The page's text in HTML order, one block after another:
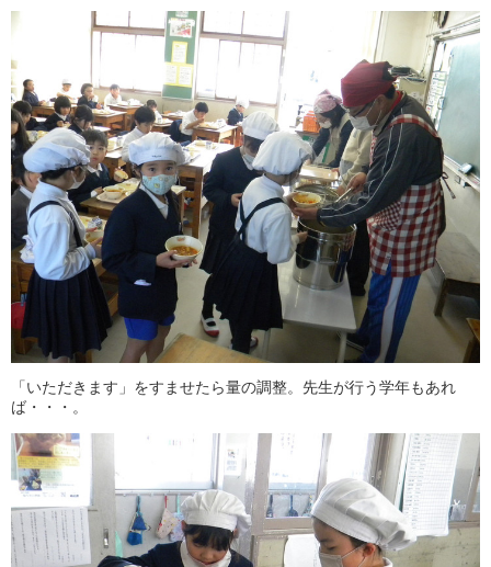
「いただきます」をすませたら量の調整。先生が行う学年もあれ
ば・・・。